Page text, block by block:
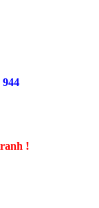
!